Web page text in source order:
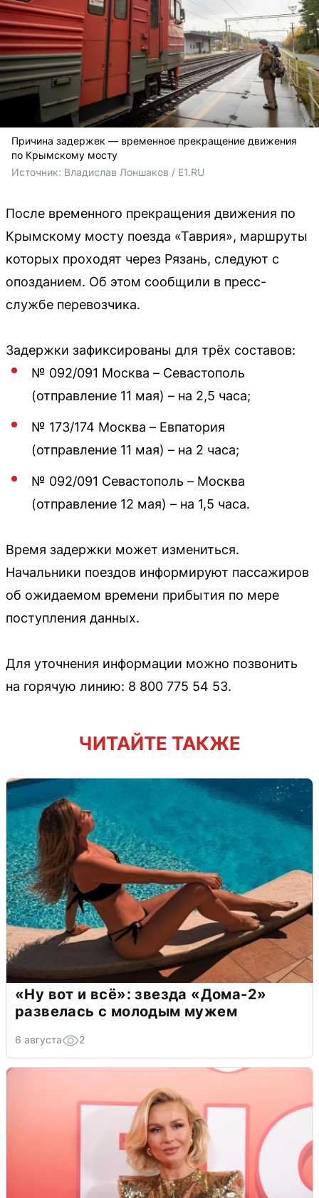
Причина задержек — временное прекращение движения
по Крымскому мосту
Источник: Владислав Лоншаков / E1.RU
После временного прекращения движения по
Крымскому мосту поезда «Таврия», маршруты
которых проходят через Рязань, следуют с
опозданием. Об этом сообщили в пресс-
службе перевозчика.
Задержки зафиксированы для трёх составов:
№ 092/091 Москва – Севастополь
(отправление 11 мая) – на 2,5 часа;
№ 173/174 Москва – Евпатория
(отправление 11 мая) – на 2 часа;
№ 092/091 Севастополь – Москва
(отправление 12 мая) – на 1,5 часа.
Время задержки может измениться.
Начальники поездов информируют пассажиров
об ожидаемом времени прибытия по мере
поступления данных.
Для уточнения информации можно позвонить
на горячую линию: 8 800 775 54 53.
ЧИТАЙТЕ ТАКЖЕ
«Ну вот и всё»: звезда «Дома-2»
развелась с молодым мужем
6 августа 2